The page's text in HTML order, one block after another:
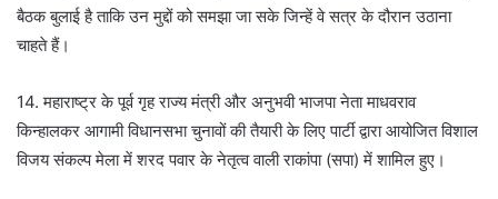
बैठक बुलाई है ताकि उन मुद्दों को समझा जा सके जिन्हें वे सत्र के दौरान उठाना
चाहते हैं।
14. महाराष्ट्र के पूर्व गृह राज्य मंत्री और अनुभवी भाजपा नेता माधवराव
किन्हालकर आगामी विधानसभा चुनावों की तैयारी के लिए पार्टी द्वारा आयोजित विशाल
विजय संकल्प मेला में शरद पवार के नेतृत्व वाली राकांपा (सपा) में शामिल हुए।